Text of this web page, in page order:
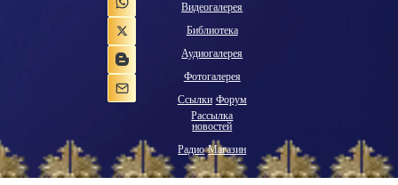
Видеогалерея
Библиотека
Аудиогалерея
Фотогалерея
Ссылки Форум
Рассылка
новостей
Радио Магазин